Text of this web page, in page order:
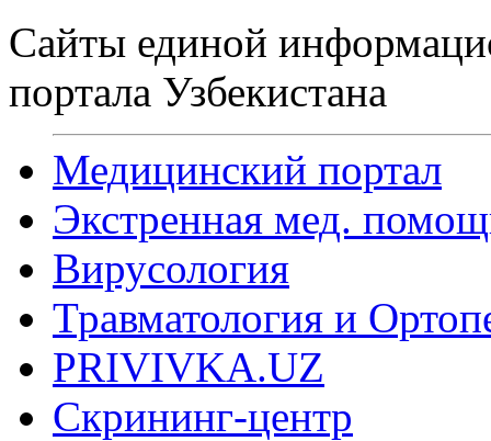
Сайты единой
портала Узбекистана
Медицинский портал
Экстренная мед.
Вирусология
Травматология и
PRIVIVKA.UZ
Скрининг-центр